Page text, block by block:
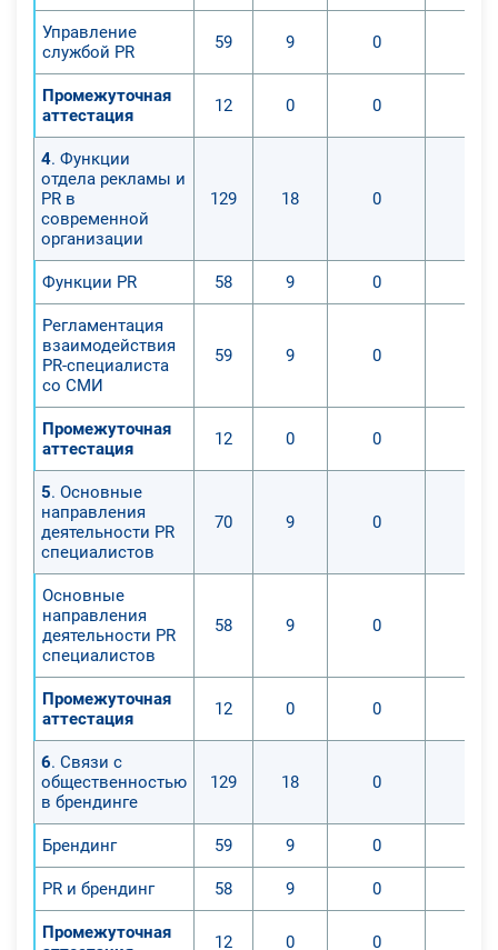
Управление
службой PR
59 9 0
Промежуточная
аттестация
12 0 0
4. Функции
отдела рекламы и
PR в
современной
организации
129 18 0
Функции PR 58 9 0
Регламентация
взаимодействия
PR-специалиста
со СМИ
59 9 0
Промежуточная
аттестация
12 0 0
5. Основные
направления
деятельности PR
специалистов
70 9 0
Основные
направления
деятельности PR
специалистов
58 9 0
Промежуточная
аттестация
12 0 0
6. Связи с
общественностью
в брендинге
129 18 0
Брендинг 59 9 0
PR и брендинг 58 9 0
Промежуточная
12 0 0